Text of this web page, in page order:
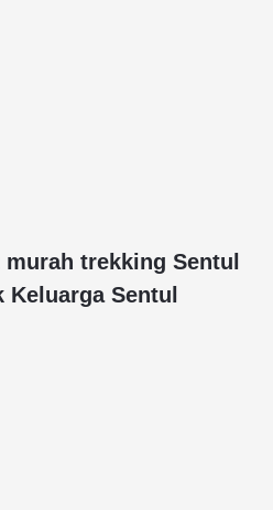
murah trekking Sentul
Keluarga Sentul